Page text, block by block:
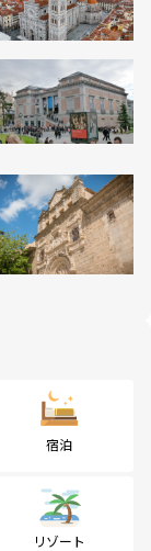
宿泊
リゾート